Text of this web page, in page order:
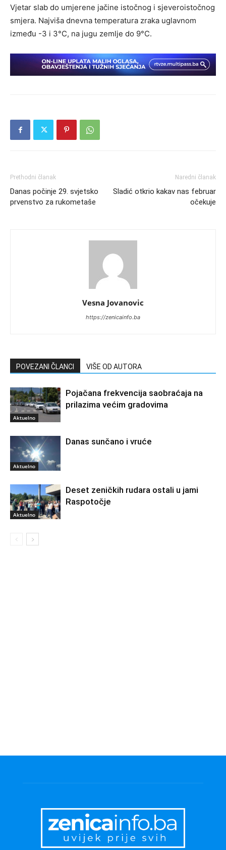
Vjetar slab do umjerene jačine istočnog i sjeveroistočnog
smjera. Najviša dnevna temperatura zraka uglavnom
između -3 i 3°C, na jugu zemlje do 9°C.
Prethodni članak
Danas počinje 29. svjetsko
prvenstvo za rukometaše
Naredni članak
Sladić otkrio kakav nas februar
očekuje
Vesna Jovanovic
https://zenicainfo.ba
POVEZANI ČLANCI VIŠE OD AUTORA
Aktuelno
Pojačana frekvencija saobraćaja na
prilazima većim gradovima
Aktuelno
Danas sunčano i vruće
Aktuelno
Deset zeničkih rudara ostali u jami
Raspotočje